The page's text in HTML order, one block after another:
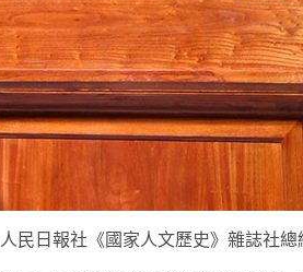
人民日報社《國家人文歷史》雜誌社